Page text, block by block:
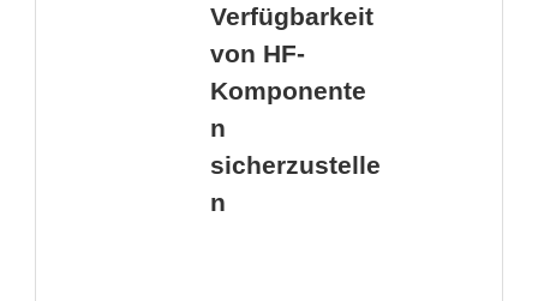
Verfügbarkeit
von HF-
Komponente
n
sicherzustelle
n